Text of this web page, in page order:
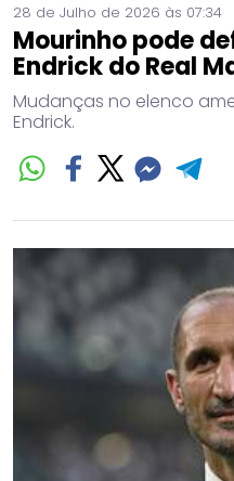
28 de Julho de 2026 às 07:34
Mourinho pode
Endrick do Real
Mudanças no elenco
Endrick.